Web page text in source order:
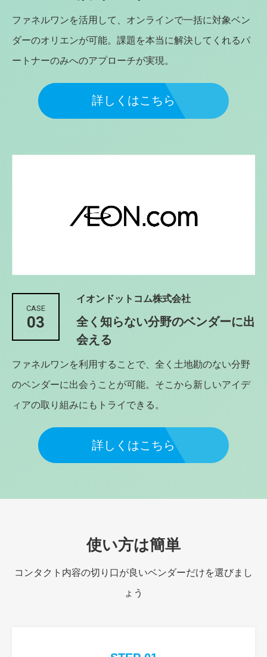
ファネルワンを活用して、オンラインで一括に対象ベン
ダーのオリエンが可能。課題を本当に解決してくれるパ
ートナーのみへのアプローチが実現。
詳しくはこちら
CASE
03
イオンドットコム株式会社
全く知らない分野のベンダーに出
会える
ファネルワンを利用することで、全く土地勘のない分野
のベンダーに出会うことが可能。そこから新しいアイデ
ィアの取り組みにもトライできる。
詳しくはこちら
使い方は簡単
コンタクト内容の切り口が良いベンダーだけを選びまし
ょう